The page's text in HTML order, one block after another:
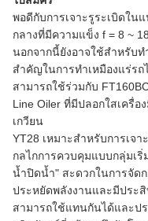
พอดีกับการเจาะรูระเบิดใ
กลางที่มีความแข็ง f = 8 ~ 18
นอกจากนี้ยังอาจใช้สำหรับท
สำคัญในการทำเหมืองแร่ร
สามารถใช้ร่วมกับ
Line Oiler ที่มีปลอกใสเครื่
เกวียน
YT28 เหมาะสำหรับการเจ
กลไกการควบคุมแบบกลุ่มเริ่
น้ำปิดน้ำ" สะดวกในการจัด
ประหยัดพลังงานและมีประ
สามารถใช้แทนกันได้และป